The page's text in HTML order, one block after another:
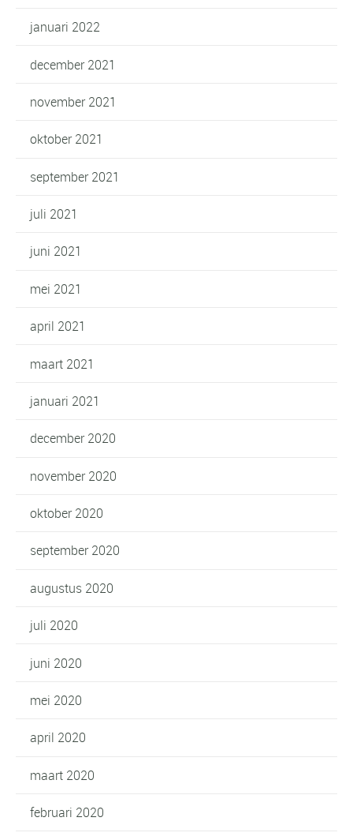
januari 2022
december 2021
november 2021
oktober 2021
september 2021
juli 2021
juni 2021
mei 2021
april 2021
maart 2021
januari 2021
december 2020
november 2020
oktober 2020
september 2020
augustus 2020
juli 2020
juni 2020
mei 2020
april 2020
maart 2020
februari 2020